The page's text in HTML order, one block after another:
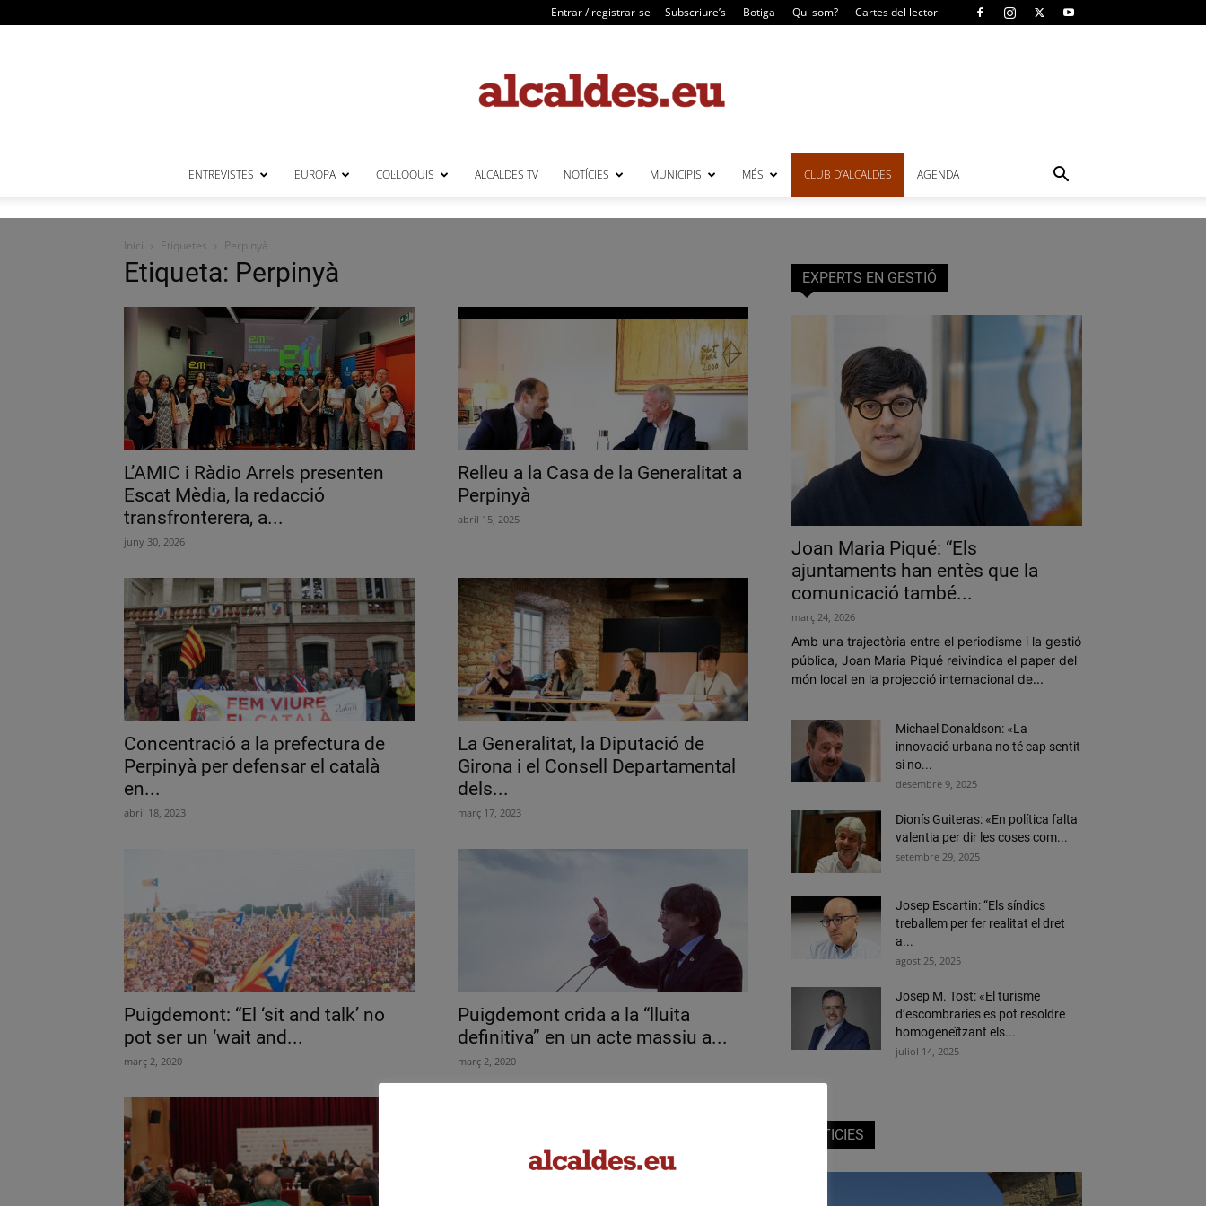
Entrar / registrar-se Subscriure’s Botiga Qui som? Cartes del lector
ENTREVISTES EUROPA COL·LOQUIS ALCALDES TV NOTÍCIES MUNICIPIS MÉS CLUB D’ALCALDES AGENDA
Inici Etiquetes Perpinyà
Etiqueta: Perpinyà
L’AMIC i Ràdio Arrels presenten
Escat Mèdia, la redacció
transfronterera, a...
juny 30, 2026
Relleu a la Casa de la Generalitat a
Perpinyà
abril 15, 2025
Concentració a la prefectura de
Perpinyà per defensar el català
en...
abril 18, 2023
La Generalitat, la Diputació de
Girona i el Consell Departamental
dels...
març 17, 2023
Puigdemont: “El ‘sit and talk’ no
pot ser un ‘wait and...
març 2, 2020
Puigdemont crida a la “lluita
definitiva” en un acte massiu a...
març 2, 2020
EXPERTS EN GESTIÓ
Joan Maria Piqué: “Els
ajuntaments han entès que la
comunicació també...
març 24, 2026
Amb una trajectòria entre el periodisme i la gestió
pública, Joan Maria Piqué reivindica el paper del
món local en la projecció internacional de...
Michael Donaldson: «La
innovació urbana no té cap sentit
si no...
desembre 9, 2025
Dionís Guiteras: «En política falta
valentia per dir les coses com...
setembre 29, 2025
Josep Escartin: “Els síndics
treballem per fer realitat el dret
a...
agost 25, 2025
Josep M. Tost: «El turisme
d’escombraries es pot resoldre
homogeneïtzant els...
juliol 14, 2025
NOTICIES